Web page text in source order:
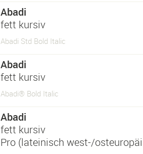
Abadi
fett kursiv
Abadi Std Bold Italic
Abadi
fett kursiv
Abadi® Bold Italic
Abadi
fett kursiv
Pro (lateinisch west-/